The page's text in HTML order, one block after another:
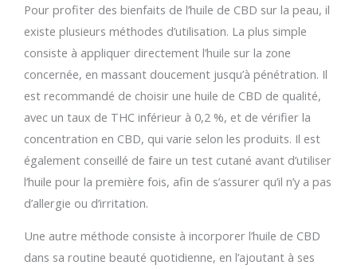
Pour profiter des bienfaits de l’huile de CBD sur la peau, il
existe plusieurs méthodes d’utilisation. La plus simple
consiste à appliquer directement l’huile sur la zone
concernée, en massant doucement jusqu’à pénétration. Il
est recommandé de choisir une huile de CBD de qualité,
avec un taux de THC inférieur à 0,2 %, et de vérifier la
concentration en CBD, qui varie selon les produits. Il est
également conseillé de faire un test cutané avant d’utiliser
l’huile pour la première fois, afin de s’assurer qu’il n’y a pas
d’allergie ou d’irritation.
Une autre méthode consiste à incorporer l’huile de CBD
dans sa routine beauté quotidienne, en l’ajoutant à ses